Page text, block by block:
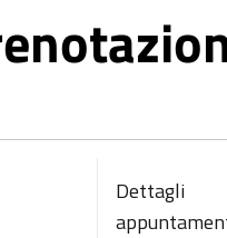
Dettagli